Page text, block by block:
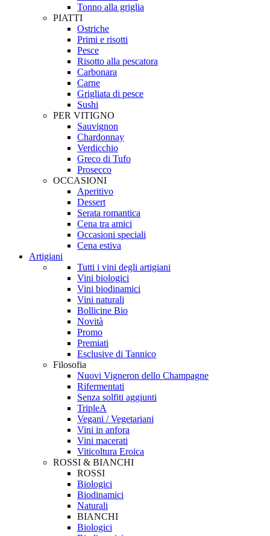
Tonno alla griglia
PIATTI
Ostriche
Primi e risotti
Pesce
Risotto alla pescatora
Carbonara
Carne
Grigliata di pesce
Sushi
PER VITIGNO
Sauvignon
Chardonnay
Verdicchio
Greco di Tufo
Prosecco
OCCASIONI
Aperitivo
Dessert
Serata romantica
Cena tra amici
Occasioni speciali
Cena estiva
Artigiani
Tutti i vini degli artigiani
Vini biologici
Vini biodinamici
Vini naturali
Bollicine Bio
Novità
Promo
Premiati
Esclusive di Tannico
Filosofia
Nuovi Vigneron dello Champagne
Rifermentati
Senza solfiti aggiunti
TripleA
Vegani / Vegetariani
Vini in anfora
Vini macerati
Viticoltura Eroica
ROSSI & BIANCHI
ROSSI
Biologici
Biodinamici
Naturali
BIANCHI
Biologici